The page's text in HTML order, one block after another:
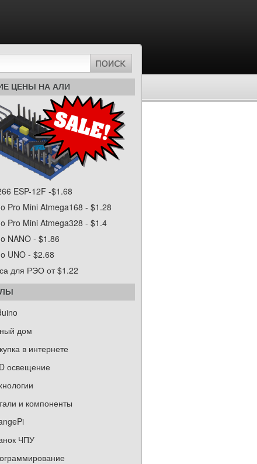
ЦЕНЫ НА АЛИ
ESP-12F -$1.68
Pro Mini Atmega168 - $1.28
Pro Mini Atmega328 - $1.4
NANO - $1.86
UNO - $2.68
для РЭО от $1.22
дом
в интернете
освещение
и компоненты
ЧПУ